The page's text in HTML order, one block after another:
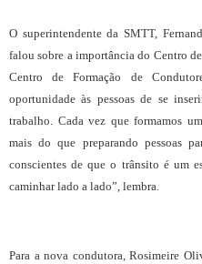
O superintendente da SMTT,
falou sobre a importância do Centro
Centro de Formação de
oportunidade às pessoas de se
trabalho. Cada vez que formamos
mais do que preparando pessoas
conscientes de que o trânsito é um
caminhar lado a lado”, lembra.
Para a nova condutora, Rosimeire